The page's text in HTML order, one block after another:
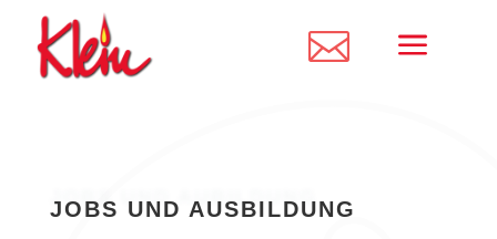
 a
JOBS UND AUBILDUNG
JOBS UND AUSBILDUNG